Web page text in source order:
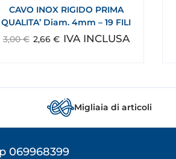
CAVO INOX RIGIDO PRIMA
QUALITA’ Diam. 4mm – 19 FILI
3,00€ 2,66 € IVA INCLUSA
Migliaia di articoli
069968399